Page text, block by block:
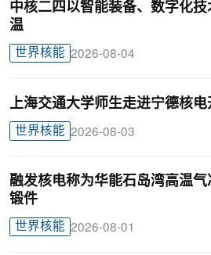
中核二四以智能装备、数字化
温
世界核能 2026-08-04
上海交通大学师生走进宁德核
世界核能 2026-08-03
融发核电称为华能石岛湾高温
锻件
世界核能 2026-08-01